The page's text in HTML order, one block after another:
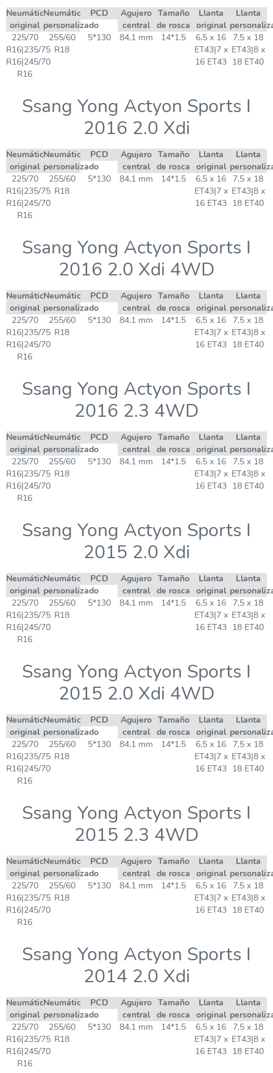
Neumático
original
Neumático
personalizado
PCD
Agujero
central
Tamaño
de rosca
Llanta
original
Llanta
225/70
R16|235/75
R16|245/70
R16
255/60
R18
5*130 84,1 mm 14*1.5
6,5 x 16
ET43|7 x
16 ET43
7,5 x 18
ET43|8 x
18 ET40
Ssang Yong Actyon Sports I
2016 2.0 Xdi
Neumático
original
Neumático
personalizado
PCD
Agujero
central
Tamaño
de rosca
Llanta
original
Llanta
225/70
R16|235/75
R16|245/70
R16
255/60
R18
5*130 84,1 mm 14*1.5
6,5 x 16
ET43|7 x
16 ET43
7,5 x 18
ET43|8 x
18 ET40
Ssang Yong Actyon Sports I
2016 2.0 Xdi 4WD
Neumático
original
Neumático
personalizado
PCD
Agujero
central
Tamaño
de rosca
Llanta
original
Llanta
225/70
R16|235/75
R16|245/70
R16
255/60
R18
5*130 84,1 mm 14*1.5
6,5 x 16
ET43|7 x
16 ET43
7,5 x 18
ET43|8 x
18 ET40
Ssang Yong Actyon Sports I
2016 2.3 4WD
Neumático
original
Neumático
personalizado
PCD
Agujero
central
Tamaño
de rosca
Llanta
original
Llanta
225/70
R16|235/75
R16|245/70
R16
255/60
R18
5*130 84,1 mm 14*1.5
6,5 x 16
ET43|7 x
16 ET43
7,5 x 18
ET43|8 x
18 ET40
Ssang Yong Actyon Sports I
2015 2.0 Xdi
Neumático
original
Neumático
personalizado
PCD
Agujero
central
Tamaño
de rosca
Llanta
original
Llanta
225/70
R16|235/75
R16|245/70
R16
255/60
R18
5*130 84,1 mm 14*1.5
6,5 x 16
ET43|7 x
16 ET43
7,5 x 18
ET43|8 x
18 ET40
Ssang Yong Actyon Sports I
2015 2.0 Xdi 4WD
Neumático
original
Neumático
personalizado
PCD
Agujero
central
Tamaño
de rosca
Llanta
original
Llanta
225/70
R16|235/75
R16|245/70
R16
255/60
R18
5*130 84,1 mm 14*1.5
6,5 x 16
ET43|7 x
16 ET43
7,5 x 18
ET43|8 x
18 ET40
Ssang Yong Actyon Sports I
2015 2.3 4WD
Neumático
original
Neumático
personalizado
PCD
Agujero
central
Tamaño
de rosca
Llanta
original
Llanta
225/70
R16|235/75
R16|245/70
R16
255/60
R18
5*130 84,1 mm 14*1.5
6,5 x 16
ET43|7 x
16 ET43
7,5 x 18
ET43|8 x
18 ET40
Ssang Yong Actyon Sports I
2014 2.0 Xdi
Neumático
original
Neumático
personalizado
PCD
Agujero
central
Tamaño
de rosca
Llanta
original
Llanta
225/70
R16|235/75
R16|245/70
R16
255/60
R18
5*130 84,1 mm 14*1.5
6,5 x 16
ET43|7 x
16 ET43
7,5 x 18
ET43|8 x
18 ET40